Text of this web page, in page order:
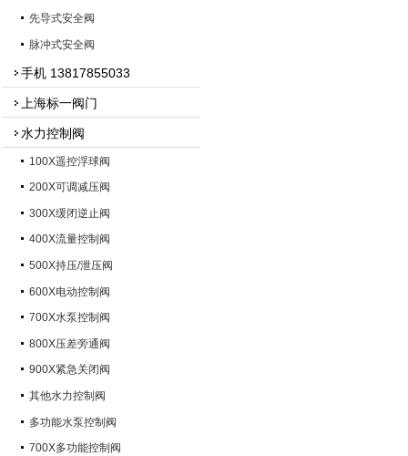
先导式安全阀
脉冲式安全阀
手机 13817855033
上海标一阀门
水力控制阀
100X遥控浮球阀
200X可调减压阀
300X缓闭逆止阀
400X流量控制阀
500X持压/泄压阀
600X电动控制阀
700X水泵控制阀
800X压差旁通阀
900X紧急关闭阀
其他水力控制阀
多功能水泵控制阀
700X多功能控制阀